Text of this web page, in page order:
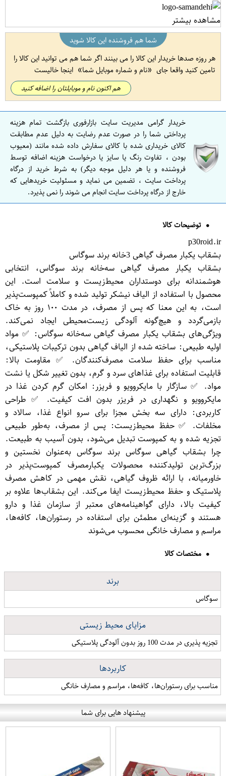
مشاهده بیشتر
شما هم فروشنده این کالا شوید
هر روزه صدها خریدار این کالا را می بینند اگر شما هم می توانید این کالا را
تامین کنید واقعا جای
نام و شماره موبایل شما اینجا خالیست
هم اکنون نام و موبایلتان را اضافه کنید
خریدار گرامی مدیریت سایت بازارفوری بازگشت تمام هزینه
پرداختی شما را در صورت عدم رضایت به دلیل عدم مطابقت
کالای خریداری شده با کالای سفارش داده شده مانند (معیوب
بودن ، تفاوت رنگ یا سایز یا درخواست هزینه اضافه توسط
فروشنده و یا هر دلیل موجه دیگر) به شرط خرید از درگاه
پرداخت سایت ، تضمین می نماید و مسئولیت خریدهایی که
خارج از درگاه پرداخت سایت انجام می شوند را نمی پذیرد.
توضیحات کالا
p30roid.ir
بشقاب یکبار مصرف گیاهی 3خانه برند سوگاس
بشقاب یکبار مصرف گیاهی سه‌خانه برند سوگاس، انتخابی
هوشمندانه برای دوستداران محیط‌زیست و سلامت است. این
محصول با استفاده از الیاف نیشکر تولید شده و کاملاً کمپوست‌پذیر
است، به این معنا که پس از مصرف، در مدت ۱۰۰ روز به خاک
بازمی‌گردد و هیچ‌گونه آلودگی زیست‌محیطی ایجاد نمی‌کند.
ویژگی‌های بشقاب یکبار مصرف گیاهی سه‌خانه سوگاس: ✅ مواد
اولیه طبیعی: ساخته شده از الیاف گیاهی بدون ترکیبات پلاستیکی،
مناسب برای حفظ سلامت مصرف‌کنندگان. ✅ مقاومت بالا:
قابلیت استفاده برای غذاهای سرد و گرم، بدون تغییر شکل یا نشت
مواد. ✅ سازگار با مایکروویو و فریزر: امکان گرم کردن غذا در
مایکروویو و نگهداری در فریزر بدون افت کیفیت. ✅ طراحی
کاربردی: دارای سه بخش مجزا برای سرو انواع غذا، سالاد و
مخلفات. ✅ حفظ محیط‌زیست: پس از مصرف، به‌طور طبیعی
تجزیه شده و به کمپوست تبدیل می‌شود، بدون آسیب به طبیعت.
چرا بشقاب گیاهی سوگاس برند سوگاس به‌عنوان نخستین و
بزرگ‌ترین تولیدکننده محصولات یکبارمصرف کمپوست‌پذیر در
خاورمیانه، با ارائه ظروف گیاهی، نقش مهمی در کاهش مصرف
پلاستیک و حفظ محیط‌زیست ایفا می‌کند. این بشقاب‌ها علاوه بر
کیفیت بالا، دارای گواهینامه‌های معتبر از سازمان غذا و دارو
هستند و گزینه‌ای مطمئن برای استفاده در رستوران‌ها، کافه‌ها،
مراسم و مصارف خانگی محسوب می‌شوند
مختصات کالا
برند
سوگاس
مزایای محیط زیستی
تجزیه پذیری در مدت 100 روز بدون آلودگی پلاستیکی
کاربردها
مناسب برای رستوران‌ها، کافه‌ها، مراسم و مصارف خانگی
پیشنهاد هایی برای شما